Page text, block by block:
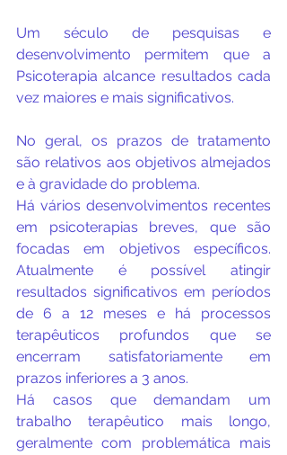
Um século de pesquisas e
desenvolvimento permitem que a
Psicoterapia alcance resultados cada
vez maiores e mais significativos.
No geral, os prazos de tratamento
são relativos aos objetivos almejados
e à gravidade do problema.
Há vários desenvolvimentos recentes
em psicoterapias breves, que são
focadas em objetivos específicos.
Atualmente é possível atingir
resultados significativos em períodos
de 6 a 12 meses e há processos
terapêuticos profundos que se
encerram satisfatoriamente em
prazos inferiores a 3 anos.
Há casos que demandam um
trabalho terapêutico mais longo,
geralmente com problemática mais